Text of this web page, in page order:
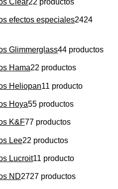
efectos especiales2424
Glimmerglass44 productos
Hama22 productos
Heliopan11 producto
Hoya55 productos
K&F77 productos
Lee22 productos
Lucroit11 producto
ND2727 productos